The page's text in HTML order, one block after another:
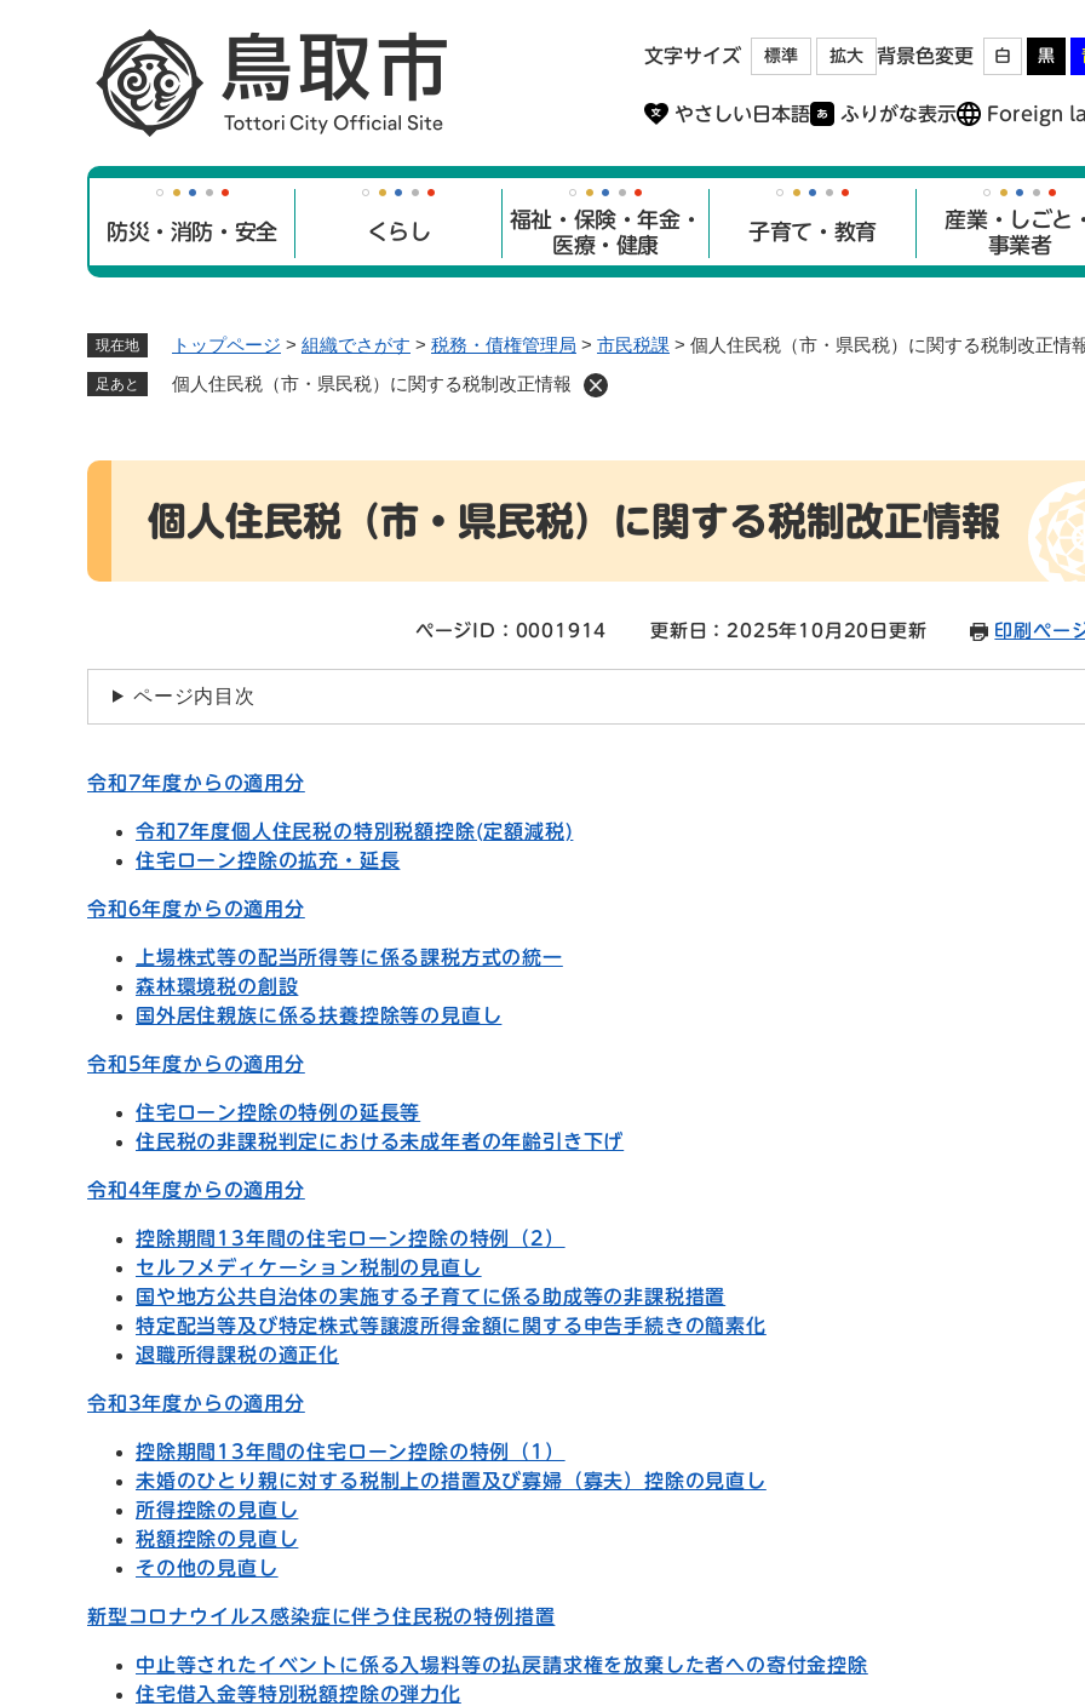
文字サイズ 標準 拡大 背景色変更 白 黒
やさしい日本語 ふりがな表示 Foreign
防災・消防・安全 くらし
福祉・保険・年金・
医療・健康
子育て・教育
産業・しごと
事業者
現在地 トップページ > 組織でさがす > 税務・債権管理局 > 市民税課 > 個人住民税（市・県民税）に関する税制改正情
足あと 個人住民税（市・県民税）に関する税制改正情報
本
個人住民税（市・県民税）に関する税制改正情報
ページID：0001914 更新日：2025年10月20日更新 印刷ペー
ページ内目次
令和7年度からの適用分
令和7年度個人住民税の特別税額控除(定額減税)
住宅ローン控除の拡充・延長
令和6年度からの適用分
上場株式等の配当所得等に係る課税方式の統一
森林環境税の創設
国外居住親族に係る扶養控除等の見直し
令和5年度からの適用分
住宅ローン控除の特例の延長等
住民税の非課税判定における未成年者の年齢引き下げ
令和4年度からの適用分
控除期間13年間の住宅ローン控除の特例（2）
セルフメディケーション税制の見直し
国や地方公共自治体の実施する子育てに係る助成等の非課税措置
特定配当等及び特定株式等譲渡所得金額に関する申告手続きの簡素化
退職所得課税の適正化
令和3年度からの適用分
控除期間13年間の住宅ローン控除の特例（1）
未婚のひとり親に対する税制上の措置及び寡婦（寡夫）控除の見直し
所得控除の見直し
税額控除の見直し
その他の見直し
新型コロナウイルス感染症に伴う住民税の特例措置
中止等されたイベントに係る入場料等の払戻請求権を放棄した者への寄付金控除
住宅借入金等特別税額控除の弾力化